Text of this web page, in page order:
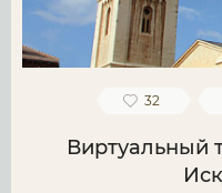
32
Виртуальный